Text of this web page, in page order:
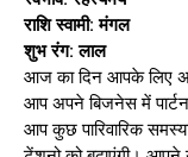
राशि स्वामी: मंगल
शुभ रंग: लाल
आज का दिन आपके लिए
आप अपने बिजनेस में
आप कुछ पारिवारिक